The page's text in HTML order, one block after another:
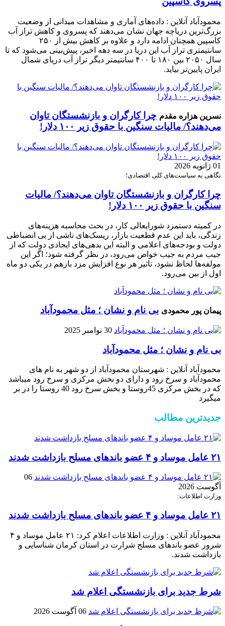
محمودآباد آنلاین : داده‌های آماری و مشاهدات میدانی از وضعیت
بزرگ‌ترین دریاچه جهان نشان می‌دهند که پسروی و کاهش تراز آب
کاسپین همچنان ادامه دارد و علاوه بر کاهش بیش از ۲۵۰
سانتیمتری تراز آب این دریا در سه دهه اخیر، پیش‌بینی می‌شود که تا
سال ۲۰۵۰ بین ۱۸۰ تا ۴۰۰ سانتیمتر دیگر تراز آب دریای شمال
ایران پایین‌تر بیاید.
نسرین هزاره مقدم چرا کارگران و بازنشستگان تاوان
می‌دهند؟/ مالیات سنگین با حقوق زیر ۱۰۰ دلار!
01 ژانویه 2026
نگاهی به سیاست‌های کلی اقتصادی؛
چرا کارگران و بازنشستگان تاوان می‌دهند؟/ مالیات
سنگین با حقوق زیر ۱۰۰ دلار!
در کمیته دستمزد شورایعالی کار، در بحث محاسبه هزینه‌های
زندگی، باید این عدم قطعیت بازار، ریسک‌های ناشی از بی انضباطی
دولت و بودجه‌های اعلامی و البته این بدهی‌های ایجادی دولت که از
جیب مردم به جیب خواص می‌رود، در نظر گرفته شود؛ اگر این
مولفه‌ها لحاظ نشود، تاثیر هر نوع افزایش مزد بازهم در یکی دو ماه
اول از بین می‌رود.
پیمان پور محمودی بی نام و نشان ؛ مثل محمودآباد
30 نوامبر 2025
بی نام و نشان ؛ مثل محمودآباد
محمودآباد آنلاین : شهرستان محمودآباد از دو شهر به نام های
محمودآباد و ‌سرخ رود و دارای دو بخش مرکزی و سرخ رود میباشد
که در بخش مرکزی 45روستا و بخش سرخ رود 40 روستا را در بر
میگیرد
جدیدترین مطالب
۲۱ عامل موساد و ۴ عضو باند‌های مسلح بازداشت شدند
06
آگوست 2026
وزارت اطلاعات:
۲۱ عامل موساد و ۴ عضو باند‌های مسلح بازداشت شدند
محمودآباد آنلاین : وزارت اطلاعات اعلام کرد: ۲۱ عامل موساد و ۴
شرور عضو باند‌های مسلح شرارت در استان کرمان شناسایی و
بازداشت شدند.
شرط جدید برای بازنشستگی اعلام شد
06 آگوست 2026